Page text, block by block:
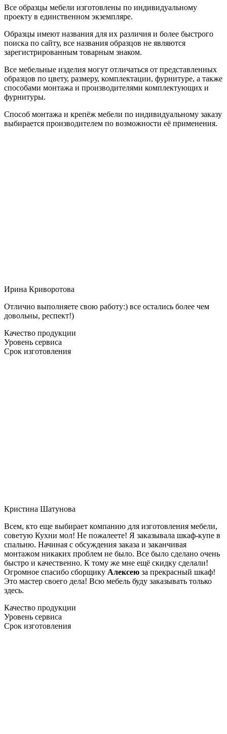
Все образцы мебели изготовлены по индивидуальному
проекту в единственном экземпляре.
Образцы имеют названия для их различия и более быстрого
поиска по сайту, все названия образцов не являются
зарегистрированным товарным знаком.
Все мебельные изделия могут отличаться от представленных
образцов по цвету, размеру, комплектации, фурнитуре, а также
способами монтажа и производителями комплектующих и
фурнитуры.
Способ монтажа и крепёж мебели по индивидуальному заказу
выбирается производителем по возможности её применения.
Ирина Криворотова
Отлично выполняете свою работу:) все остались более чем
довольны, респект!)
Качество продукции
Уровень сервиса
Срок изготовления
Кристина Шатунова
Всем, кто еще выбирает компанию для изготовления мебели,
советую Кухни мол! Не пожалеете! Я заказывала шкаф-купе в
спальню. Начиная с обсуждения заказа и заканчивая
монтажом никаких проблем не было. Все было сделано очень
быстро и качественно. К тому же мне ещё скидку сделали!
Огромное спасибо сборщику Алексею за прекрасный шкаф!
Это мастер своего дела! Всю мебель буду заказывать только
здесь.
Качество продукции
Уровень сервиса
Срок изготовления